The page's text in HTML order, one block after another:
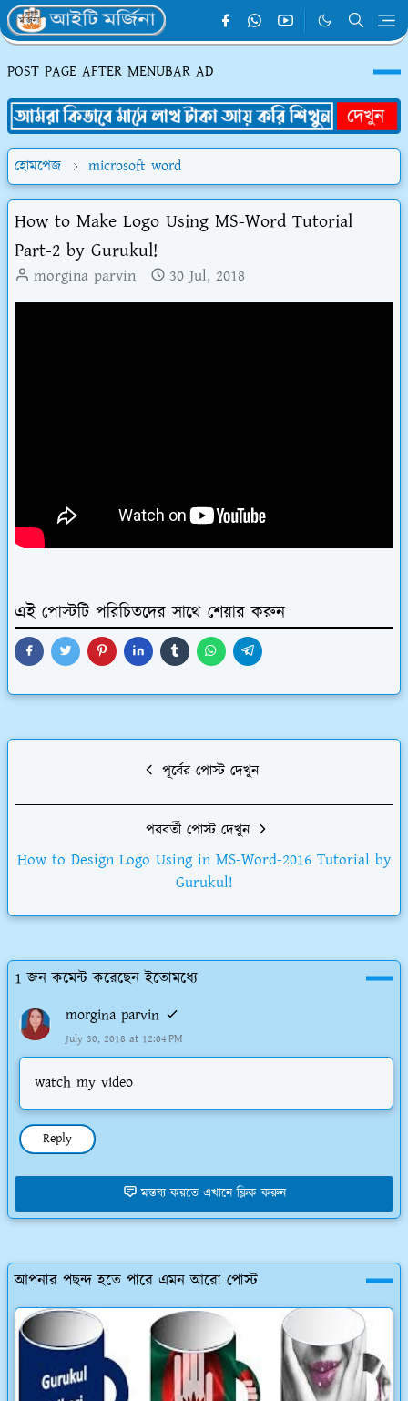
POST PAGE AFTER MENUBAR AD
হোমপেজ microsoft word
How to Make Logo Using MS-Word Tutorial
Part-2 by Gurukul!
morgina parvin 30 Jul, 2018
এই পোস্টটি পরিচিতদের সাথে শেয়ার করুন
পূর্বের পোস্ট দেখুন
পরবর্তী পোস্ট দেখুন
How to Design Logo Using in MS-Word-2016 Tutorial by
Gurukul!
1 জন কমেন্ট করেছেন ইতোমধ্যে
morgina parvin
July 30, 2018 at 12:04 PM
watch my video
Reply
মন্তব্য করতে এখানে ক্লিক করুন
আপনার পছন্দ হতে পারে এমন আরো পোস্ট